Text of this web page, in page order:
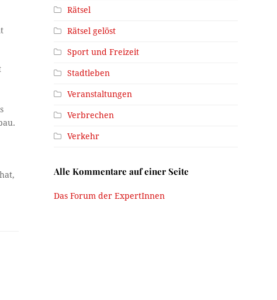
Rätsel
Rätsel gelöst
Sport und Freizeit
Stadtleben
Veranstaltungen
Verbrechen
Verkehr
Alle Kommentare auf einer Seite
Das Forum der ExpertInnen